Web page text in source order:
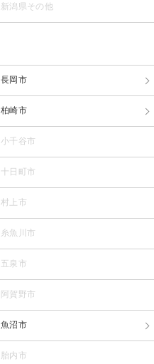
新潟県その他
長岡市
柏崎市
小千谷市
十日町市
村上市
糸魚川市
五泉市
阿賀野市
魚沼市
胎内市